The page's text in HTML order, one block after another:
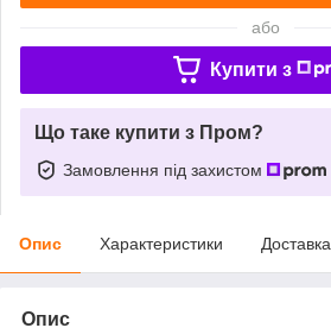
або
Купити з
Що таке купити з Пром?
Замовлення під захистом
Опис Характеристики Доставка
Опис